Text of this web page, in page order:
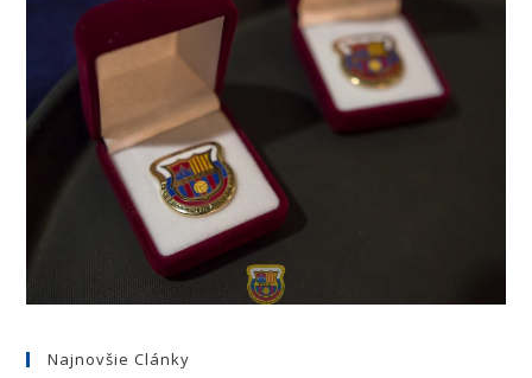
Najnovšie Clánky